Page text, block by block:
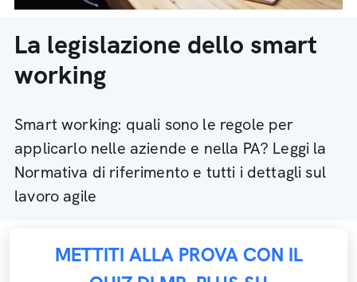
La legislazione dello smart
working
Smart working: quali sono le regole per
applicarlo nelle aziende e nella PA? Leggi la
Normativa di riferimento e tutti i dettagli sul
lavoro agile
METTITI ALLA PROVA CON IL